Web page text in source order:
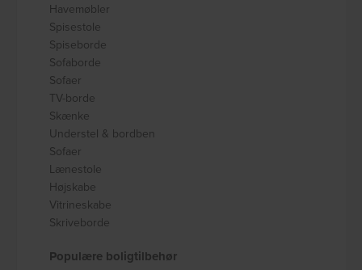
Havemøbler
Spisestole
Spiseborde
Sofaborde
Sofaer
TV-borde
Skænke
Understel & bordben
Sofaer
Lænestole
Højskabe
Vitrineskabe
Skriveborde
Populære boligtilbehør